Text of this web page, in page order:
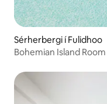
Sérherbergi í Fulidhoo
Bohemian Island